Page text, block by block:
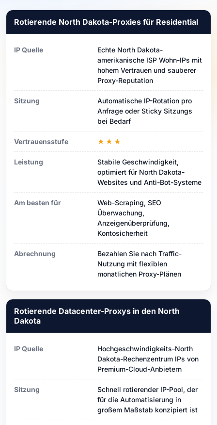
Rotierende North Dakota-Proxies für Residential
IP Quelle
Echte North Dakota-
amerikanische ISP Wohn-IPs mit
hohem Vertrauen und sauberer
Proxy-Reputation
Sitzung
Automatische IP-Rotation pro
Anfrage oder Sticky Sitzungs
bei Bedarf
Vertrauensstufe ★★★
Leistung
Stabile Geschwindigkeit,
optimiert für North Dakota-
Websites und Anti-Bot-Systeme
Am besten für
Web-Scraping, SEO
Überwachung,
Anzeigenüberprüfung,
Kontosicherheit
Abrechnung
Bezahlen Sie nach Traffic-
Nutzung mit flexiblen
monatlichen Proxy-Plänen
Rotierende Datacenter-Proxys in den North
Dakota
IP Quelle
Hochgeschwindigkeits-North
Dakota-Rechenzentrum IPs von
Premium-Cloud-Anbietern
Sitzung
Schnell rotierender IP-Pool, der
für die Automatisierung in
großem Maßstab konzipiert ist